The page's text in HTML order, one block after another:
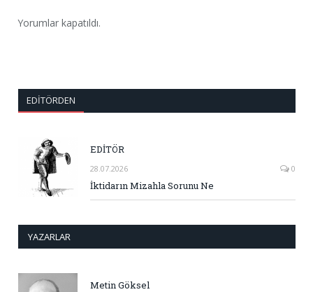
Yorumlar kapatıldı.
EDITÖRDEN
EDİTÖR
28.07.2026 0
İktidarın Mizahla Sorunu Ne
YAZARLAR
Metin Göksel